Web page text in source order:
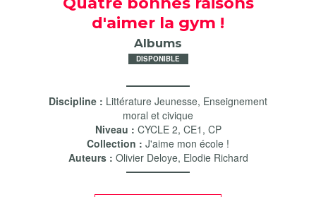
d'aimer la gym !
Albums
DISPONIBLE
Discipline : Littérature Jeunesse, Enseignement
moral et civique
Niveau : CYCLE 2, CE1 , CP
Collection : J'aime mon école !
Auteurs : Olivier Deloye, Elodie Richard